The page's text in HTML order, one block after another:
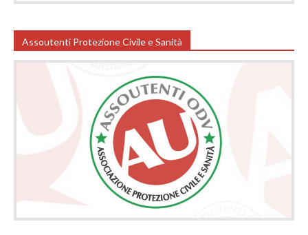
Assoutenti Protezione Civile e Sanità